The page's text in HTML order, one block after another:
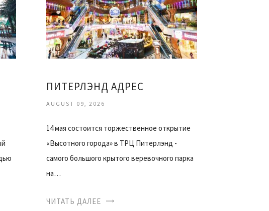
ПИТЕРЛЭНД АДРЕС
AUGUST 09, 2026
14 мая состоится торжественное открытие
«Высотного города» в ТРЦ Питерлэнд -
самого большого крытого веревочного парка
на…
ЧИТАТЬ ДАЛЕЕ